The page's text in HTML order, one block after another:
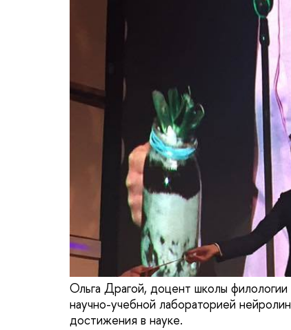
Ольга Драгой, доцент школы
научно-учебной лабораторией
достижения в науке.